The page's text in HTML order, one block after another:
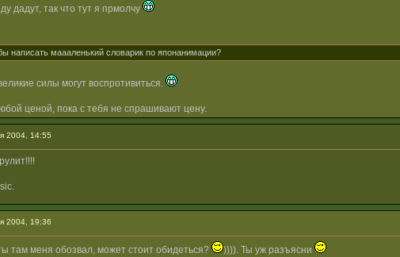
дадут, так что тут я прмолчу
написать маааленький словарик по японанимации?
силы могут воспротивиться.
ценой, пока с тебя не спрашивают цену.
2004, 14:55
2004, 19:36
там меня обозвал, может стоит обидеться? )))). Ты уж разъясни